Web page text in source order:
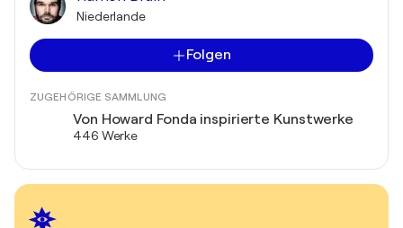
Niederlande
Folgen
ZUGEHÖRIGE SAMMLUNG
Von Howard Fonda inspirierte Kunstwerke
446 Werke